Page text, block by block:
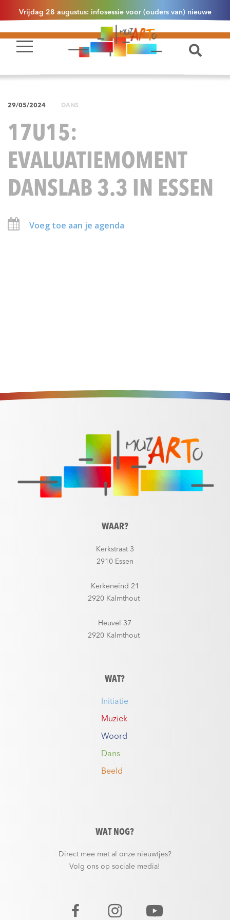
Vrijdag 28 augustus: infosessie voor (ouders van) nieuwe
leerlingen 2.1 om 13u30 in Essen
29/05/2024 DANS
17U15:
EVALUATIEMOMENT
DANSLAB 3.3 IN ESSEN
Voeg toe aan je agenda
WAAR?
Kerkstraat 3
2910 Essen
Kerkeneind 21
2920 Kalmthout
Heuvel 37
2920 Kalmthout
WAT?
Initiatie
Muziek
Woord
Dans
Beeld
WAT NOG?
Direct mee met al onze nieuwtjes?
Volg ons op sociale media!